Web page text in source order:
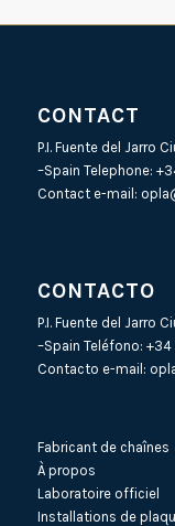
CONTACT
P.I. Fuente del Jarro
–Spain Telephone:
Contact e-mail:
CONTACTO
P.I. Fuente del Jarro
–Spain Teléfono: +34
Contacto e-mail:
Fabricant de chaînes
À propos
Laboratoire officiel
Installations de